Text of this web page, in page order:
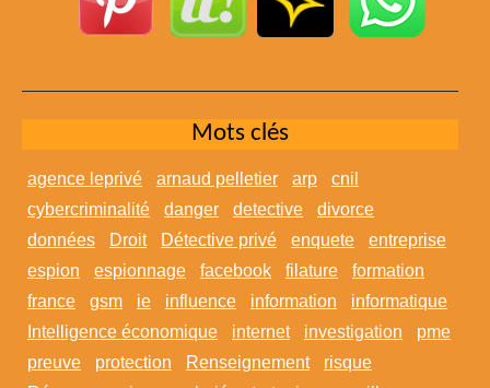
Mots clés
agence leprivé arnaud pelletier arp
cnil
cybercriminalité
danger detective
divorce
données
Droit Détective privé enquete
entreprise
espion
espionnage facebook filature
formation
france
gsm ie influence information
informatique
Intelligence économique
internet investigation
pme
preuve
protection Renseignement
risque